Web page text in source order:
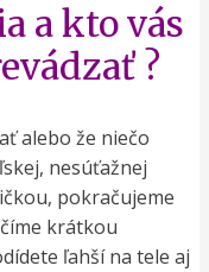
a kto vás
?
alebo že niečo
nesúťažnej
pokračujeme
krátkou
ľahší na tele aj